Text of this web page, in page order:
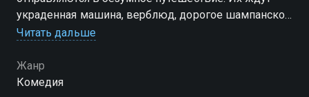
украденная машина, верблюд, дорогое шампанское
и признания, которые они откладывали всю жизнь
Читать дальше
Жанр
Комедия